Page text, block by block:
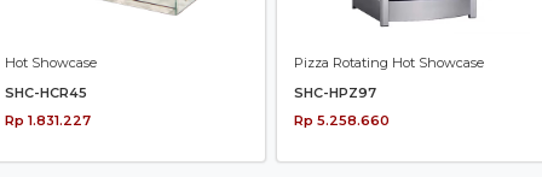
Hot Showcase
SHC-HCR45
Rp 1.831.227
Pizza Rotating Hot Showcase
SHC-HPZ97
Rp 5.258.660